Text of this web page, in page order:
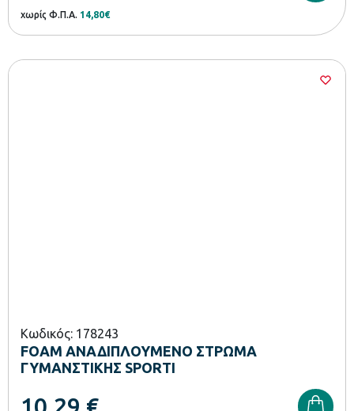
χωρίς Φ.Π.Α. 14,80€
Κωδικός: 178243
FOAM ΑΝΑΔΙΠΛΟΥΜΕΝΟ ΣΤΡΩΜΑ
ΓΥΜΑΝΣΤΙΚΗΣ SPORTI